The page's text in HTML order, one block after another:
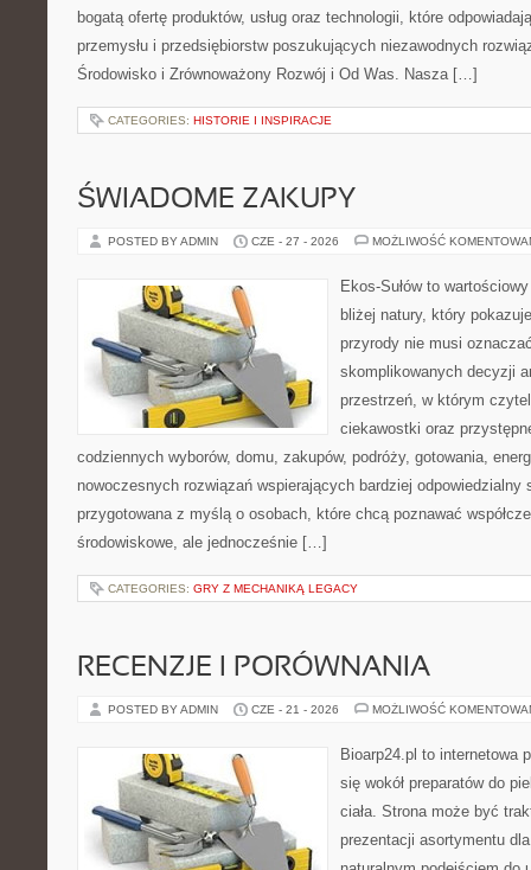
bogatą ofertę produktów, usług oraz technologii, które
przemysłu i przedsiębiorstw poszukujących niezawodnych
Środowisko i Zrównoważony Rozwój i Od Was. Nasza […]
CATEGORIES: HISTORIE I INSPIRACJE
ŚWIADOME ZAKUPY
POSTED BY ADMIN CZE - 27 - 2026 MOŻLIWOŚĆ
Ekos-Sułów to
bliżej natury, który
przyrody nie musi
skomplikowanych decyzji
przestrzeń, w którym
ciekawostki oraz
codziennych wyborów, domu, zakupów, podróży, gotowania,
nowoczesnych rozwiązań wspierających bardziej odpowiedzialny
przygotowana z myślą o osobach, które chcą poznawać
środowiskowe, ale jednocześnie […]
CATEGORIES: GRY Z MECHANIKĄ LEGACY
RECENZJE I PORÓWNANIA
POSTED BY ADMIN CZE - 21 - 2026 MOŻLIWOŚĆ
Bioarp24.pl to internetowa
się wokół preparatów do
ciała. Strona może być
prezentacji asortymentu